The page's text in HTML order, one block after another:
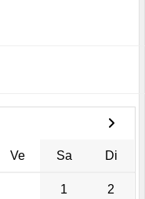
Ve Sa Di
1 2